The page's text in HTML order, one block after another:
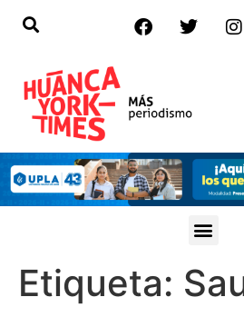
Etiqueta: